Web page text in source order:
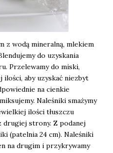
z wodą mineralną, mlekiem
do uzyskania
Przelewamy do miski,
ilości, aby uzyskać niezbyt
na cienkie
Naleśniki smażymy
ilości tłuszczu
drugiej strony. Z podanej
(patelnia 24 cm). Naleśniki
na drugim i przykrywamy